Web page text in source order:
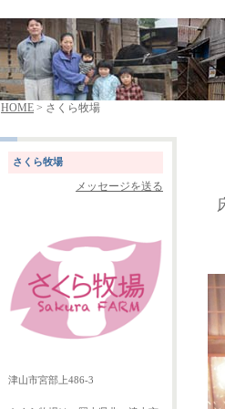
HOME > さくら牧場
さくら牧場
メッセージを送る
津山市宮部上486-3